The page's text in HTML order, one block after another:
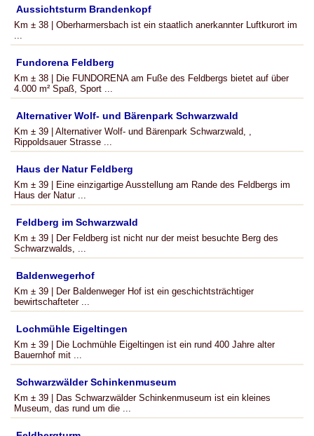
Aussichtsturm Brandenkopf
Km ± 38 | Oberharmersbach ist ein staatlich anerkannter Luftkurort im
...
Fundorena Feldberg
Km ± 38 | Die FUNDORENA am Fuße des Feldbergs bietet auf über
4.000 m² Spaß, Sport ...
Alternativer Wolf- und Bärenpark Schwarzwald
Km ± 39 | Alternativer Wolf- und Bärenpark Schwarzwald, ,
Rippoldsauer Strasse ...
Haus der Natur Feldberg
Km ± 39 | Eine einzigartige Ausstellung am Rande des Feldbergs im
Haus der Natur ...
Feldberg im Schwarzwald
Km ± 39 | Der Feldberg ist nicht nur der meist besuchte Berg des
Schwarzwalds, ...
Baldenwegerhof
Km ± 39 | Der Baldenweger Hof ist ein geschichtsträchtiger
bewirtschafteter ...
Lochmühle Eigeltingen
Km ± 39 | Die Lochmühle Eigeltingen ist ein rund 400 Jahre alter
Bauernhof mit ...
Schwarzwälder Schinkenmuseum
Km ± 39 | Das Schwarzwälder Schinkenmuseum ist ein kleines
Museum, das rund um die ...